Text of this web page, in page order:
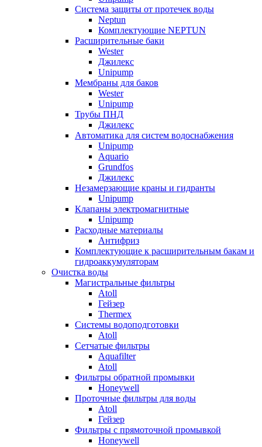
Система защиты от протечек воды
Neptun
Комплектующие NEPTUN
Расширительные баки
Wester
Джилекс
Unipump
Мембраны для баков
Wester
Unipump
Трубы ПНД
Джилекс
Автоматика для систем водоснабжения
Unipump
Aquario
Grundfos
Джилекс
Незамерзающие краны и гидранты
Unipump
Клапаны электромагнитные
Unipump
Расходные материалы
Антифриз
Комплектующие к расширительным бакам и
гидроаккумуляторам
Очистка воды
Магистральные фильтры
Atoll
Гейзер
Thermex
Системы водоподготовки
Atoll
Сетчатые фильтры
Aquafilter
Atoll
Фильтры обратной промывки
Honeywell
Проточные фильтры для воды
Atoll
Гейзер
Фильтры с прямоточной промывкой
Honeywell